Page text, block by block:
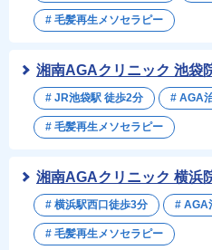
# 毛髪再生メソセラピー
湘南AGAクリニック 横浜
# 横浜駅西口徒歩3分 # AGA
# 毛髪再生メソセラピー
湘南AGAクリニック 池袋
# JR池袋駅 徒歩2分 # AGA
# 毛髪再生メソセラピー